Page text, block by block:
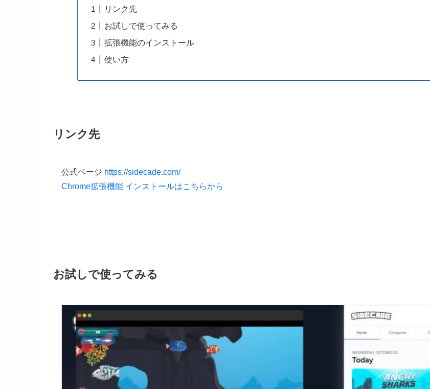
リンク先
お試しで使ってみる
拡張機能のインストール
使い方
リンク先
公式ページ https://sidecade.com/
Chrome拡張機能 インストールはこちらから
お試しで使ってみる